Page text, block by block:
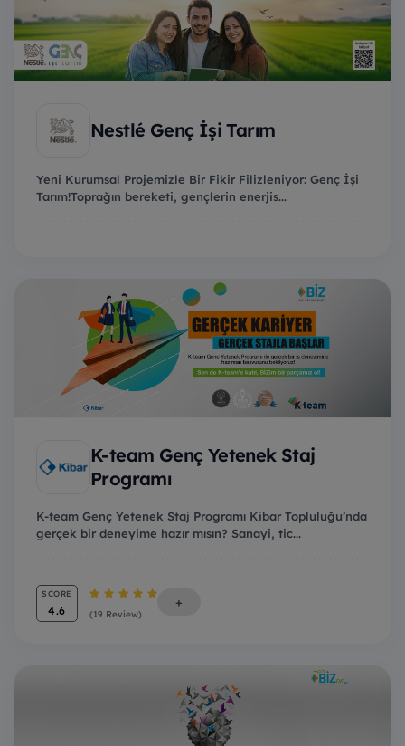
Nestlé Genç İşi Tarım
Yeni Kurumsal Projemizle Bir Fikir Filizleniyor: Genç İşi
Tarım!Toprağın bereketi, gençlerin enerjis...
K-team Genç Yetenek Staj
Programı
K-team Genç Yetenek Staj Programı Kibar Topluluğu’nda
gerçek bir deneyime hazır mısın? Sanayi, tic...
SCORE
4.6 (19 Review)
+